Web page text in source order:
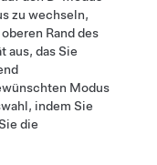
zu wechseln,
Rand des
aus, das Sie
Modus
indem Sie
die